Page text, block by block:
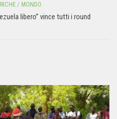
/ MONDO
libero” vince tutti i round